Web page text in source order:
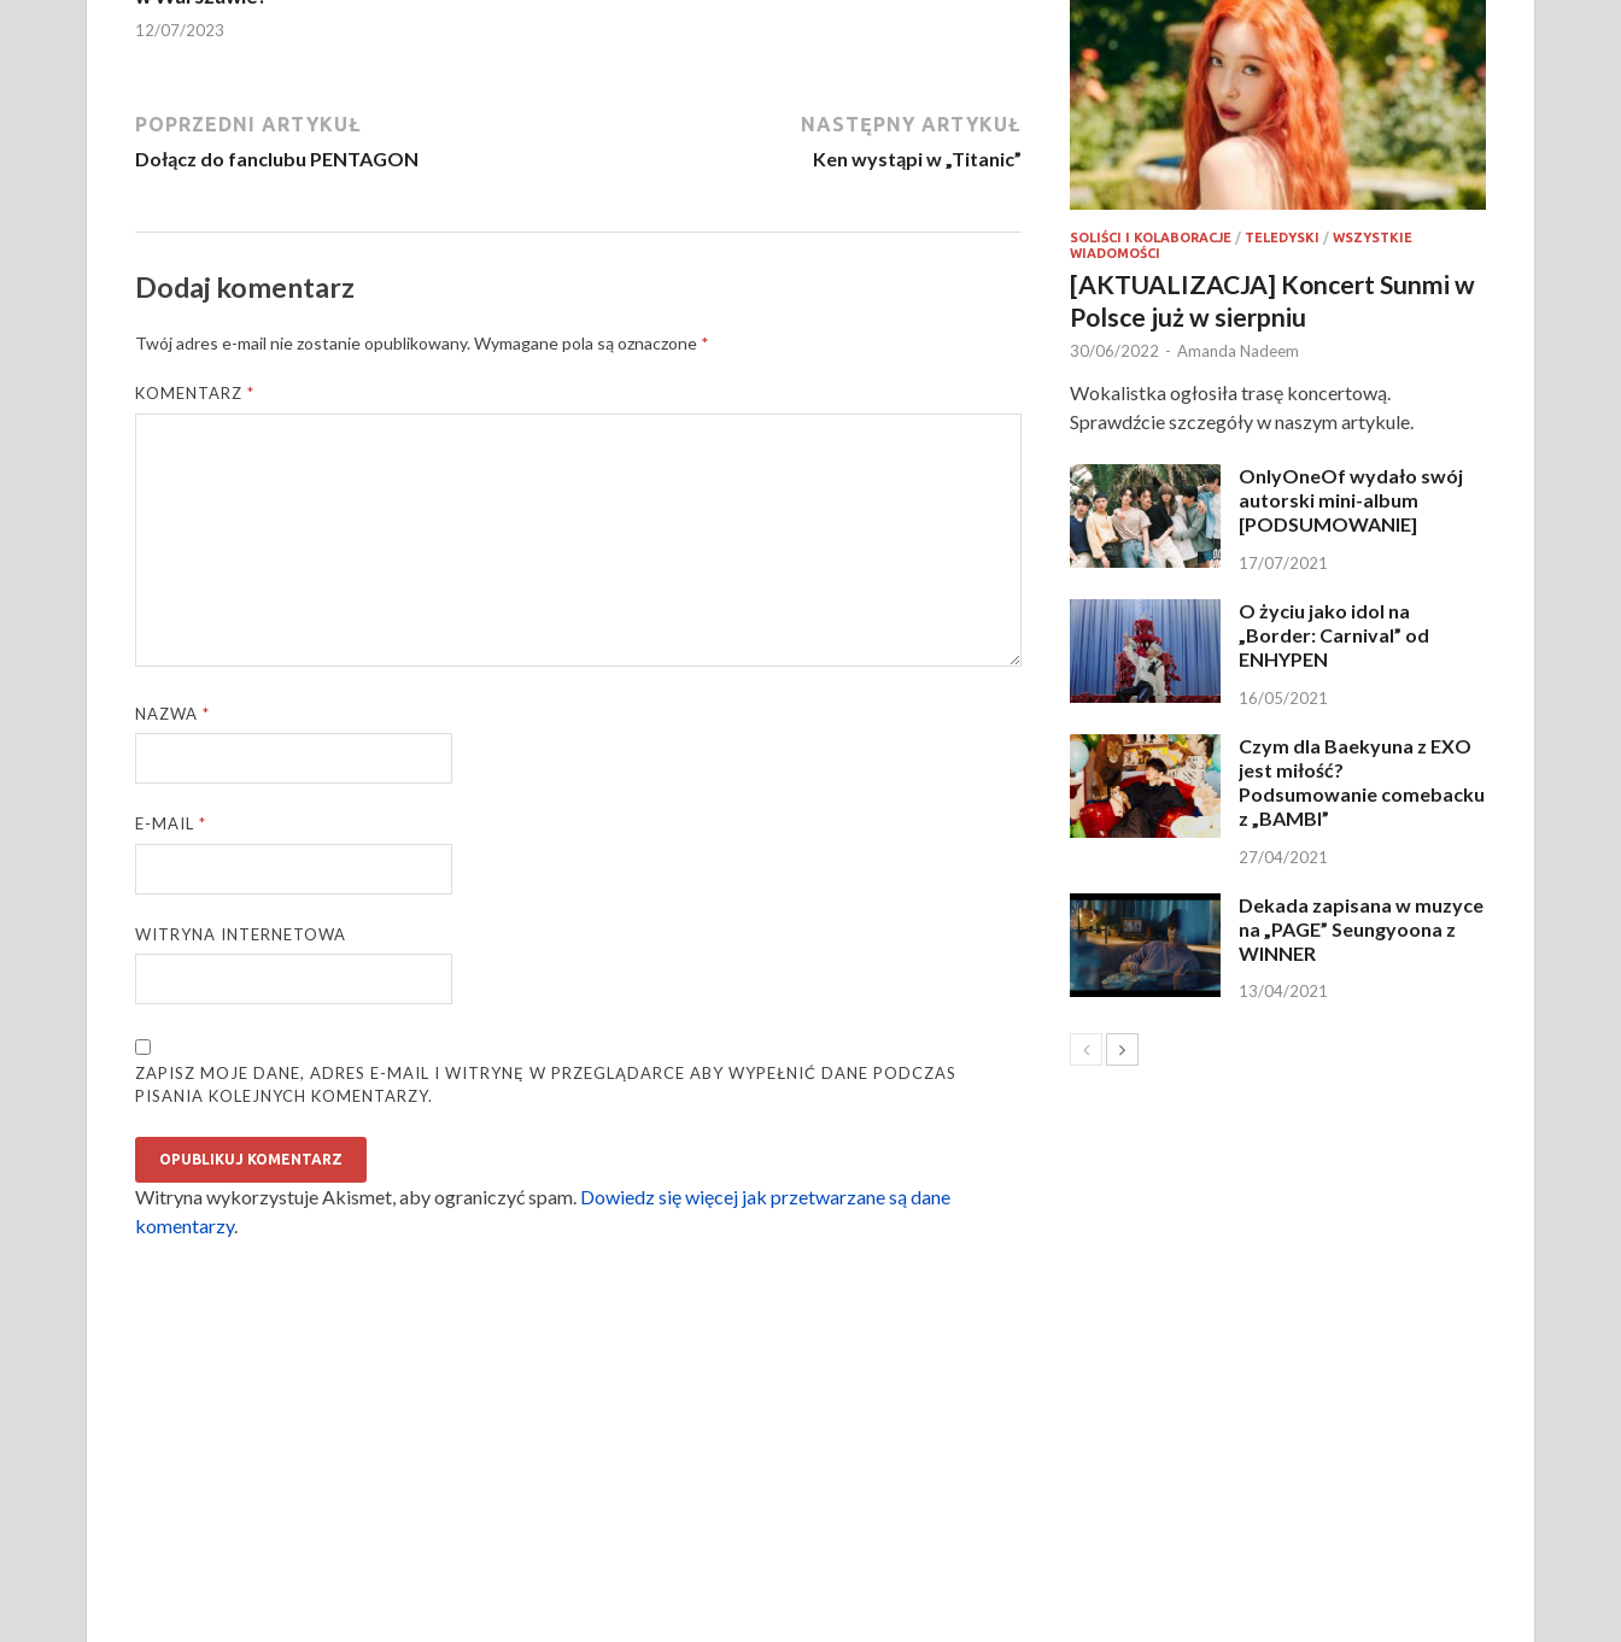
12/07/2023
POPRZEDNI ARTYKUŁ
Dołącz do fanclubu PENTAGON
NASTĘPNY ARTYKUŁ
Ken wystąpi w „Titanic”
Dodaj komentarz
Twój adres e-mail nie zostanie opublikowany.Wymagane pola są oznaczone *
KOMENTARZ*
NAZWA*
E-MAIL*
WITRYNA INTERNETOWA
ZAPISZ MOJE DANE, ADRES E-MAIL I WITRYNĘ W PRZEGLĄDARCE ABY WYPEŁNIĆ DANE PODCZAS
PISANIA KOLEJNYCH KOMENTARZY.
Witryna wykorzystuje Akismet, aby ograniczyć spam. Dowiedz się więcej jak przetwarzane są dane
komentarzy.
SOLIŚCI I KOLABORACJE / TELEDYSKI /WSZYSTKIE
WIADOMOŚCI
[AKTUALIZACJA] Koncert Sunmi w
Polsce już w sierpniu
30/06/2022 - Amanda Nadeem
Wokalistka ogłosiła trasę koncertową.
Sprawdźcie szczegóły w naszym artykule.
OnlyOneOf wydało swój
autorski mini-album
[PODSUMOWANIE]
17/07/2021
O życiu jako idol na
„Border: Carnival” od
ENHYPEN
16/05/2021
Czym dla Baekyuna z EXO
jest miłość?
Podsumowanie comebacku
z „BAMBI”
27/04/2021
Dekada zapisana w muzyce
na „PAGE” Seungyoona z
WINNER
13/04/2021